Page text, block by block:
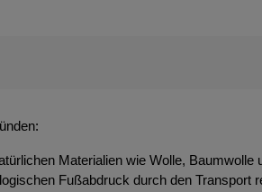
Materialien wie Wolle,
Fußabdruck durch den Transport